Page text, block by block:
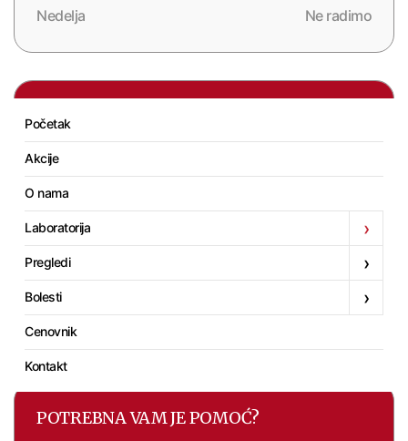
Početak
Akcije
O nama
Laboratorija ›
Pregledi ›
Bolesti ›
Cenovnik
Kontakt
Nedelja Ne radimo
PROMOCIJE NA ANALIZE I
OD 30% DO 60% POPUSTA
Vidi akcije
POTREBNA VAM JE POMOĆ?